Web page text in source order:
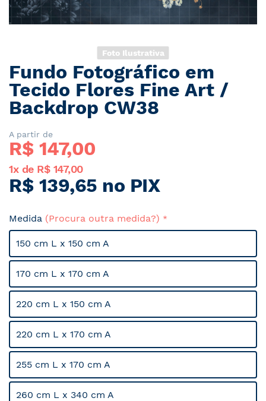
Foto Ilustrativa
Saltar
para
o
início
Galeria
de
imagens
Fundo Fotográfico em
Tecido Flores Fine Art /
Backdrop CW38
A partir de
R$ 147,00
1x de R$ 147,00
R$ 139,65 no PIX
Medida (Procura outra medida?)
150 cm L x 150 cm A
170 cm L x 170 cm A
220 cm L x 150 cm A
220 cm L x 170 cm A
255 cm L x 170 cm A
260 cm L x 340 cm A